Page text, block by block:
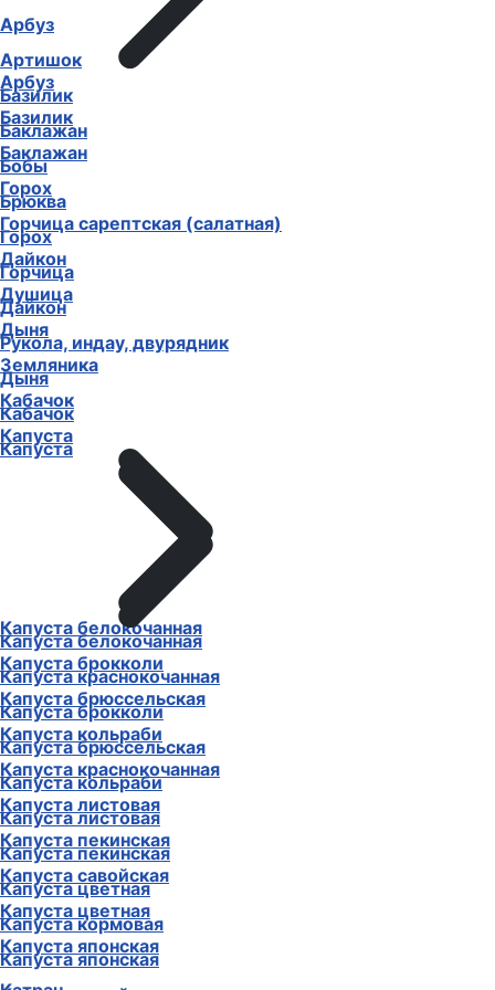
Арбуз
Базилик
Баклажан
Горох
Горчица сарептская (салатная)
Дайкон
Душица
Дыня
Земляника
Кабачок
Капуста
Капуста белокочанная
Капуста брокколи
Капуста брюссельская
Капуста кольраби
Капуста краснокочанная
Капуста листовая
Капуста пекинская
Капуста савойская
Капуста цветная
Капуста японская
Арбуз
Артишок
Базилик
Баклажан
Бобы
Брюква
Горох
Горчица
Дайкон
Рукола, индау, двурядник
Дыня
Кабачок
Капуста
Капуста белокочанная
Капуста краснокочанная
Капуста брокколи
Капуста брюссельская
Капуста кольраби
Капуста листовая
Капуста пекинская
Капуста цветная
Капуста кормовая
Капуста японская